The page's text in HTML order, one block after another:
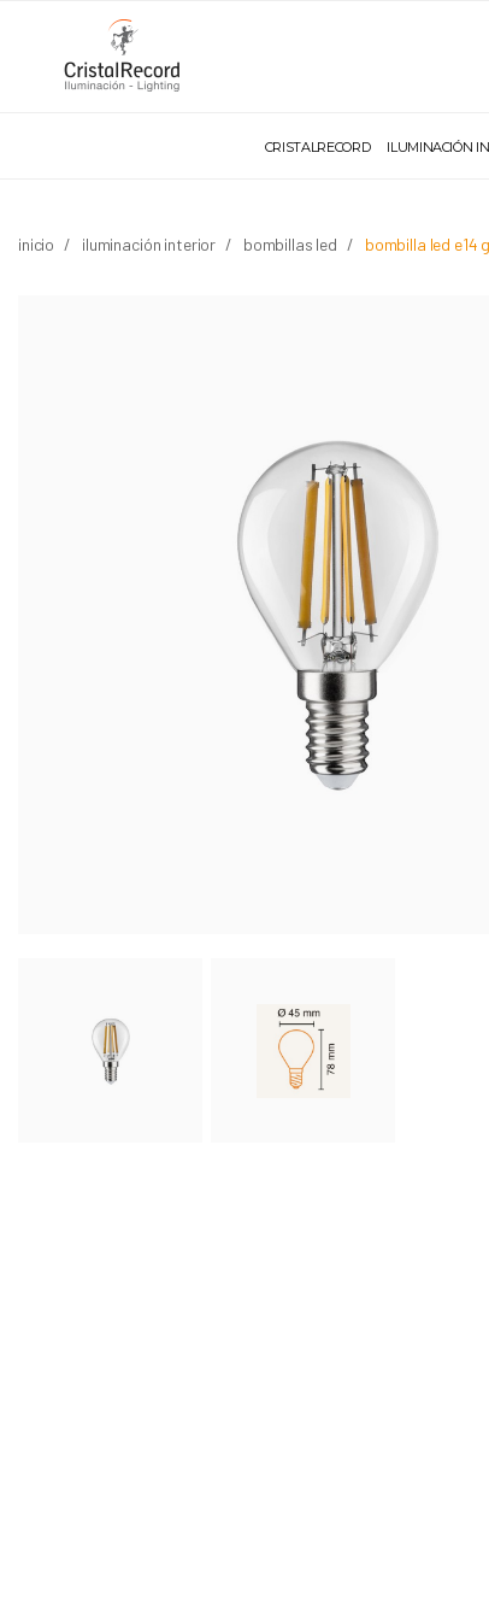
CRISTALRECORD ILUMINACIÓN
inicio iluminación interior bombillas led bombilla led e14